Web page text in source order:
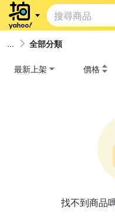
全部分類
最新上架 價格
找不到商品